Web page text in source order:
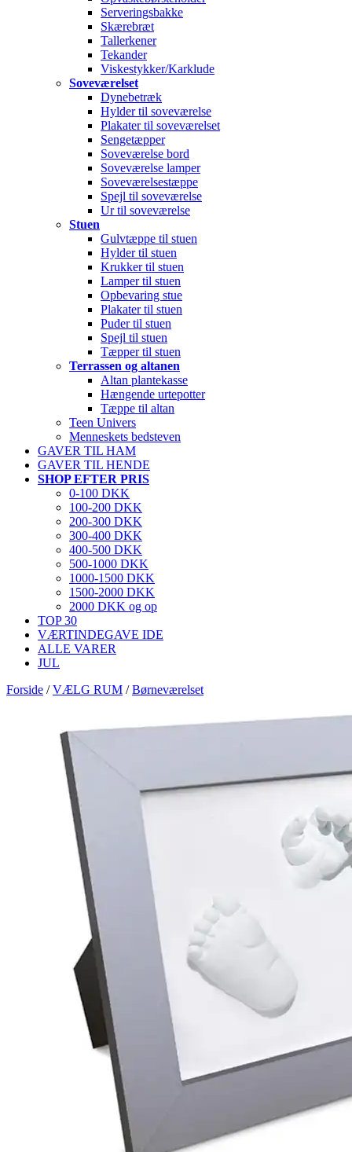
Serveringsbakke
Skærebræt
Tallerkener
Tekander
Viskestykker/Karklude
Soveværelset
Dynebetræk
Hylder til soveværelse
Plakater til soveværelset
Sengetæpper
Soveværelse bord
Soveværelse lamper
Soveværelsestæppe
Spejl til soveværelse
Ur til soveværelse
Stuen
Gulvtæppe til stuen
Hylder til stuen
Krukker til stuen
Lamper til stuen
Opbevaring stue
Plakater til stuen
Puder til stuen
Spejl til stuen
Tæpper til stuen
Terrassen og altanen
Altan plantekasse
Hængende urtepotter
Tæppe til altan
Teen Univers
Menneskets bedsteven
GAVER TIL HAM
GAVER TIL HENDE
SHOP EFTER PRIS
0-100 DKK
100-200 DKK
200-300 DKK
300-400 DKK
400-500 DKK
500-1000 DKK
1000-1500 DKK
1500-2000 DKK
2000 DKK og op
TOP 30
VÆRTINDEGAVE IDE
ALLE VARER
JUL
Forside /VÆLG RUM /Børneværelset